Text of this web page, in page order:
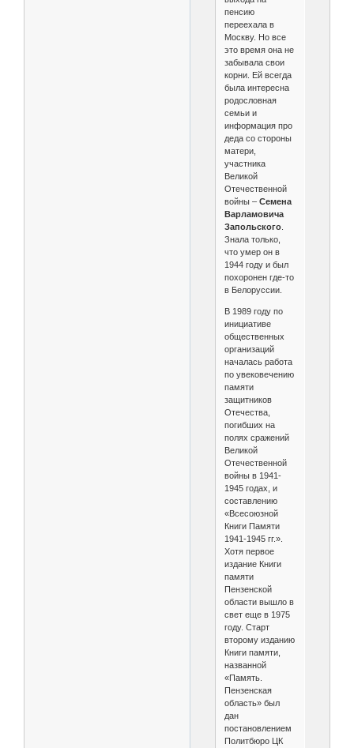
пенсию
переехала в
Москву. Но все
это время она не
забывала свои
корни. Ей всегда
была интересна
родословная
семьи и
информация про
деда со стороны
матери,
участника
Великой
Отечественной
войны – Семена
Варламовича
Запольского.
Знала только,
что умер он в
1944 году и был
похоронен где-то
в Белоруссии.
В 1989 году по
инициативе
общественных
организаций
началась работа
по увековечению
памяти
защитников
Отечества,
погибших на
полях сражений
Великой
Отечественной
войны в 1941-
1945 годах, и
составлению
«Всесоюзной
Книги Памяти
1941-1945 гг.».
Хотя первое
издание Книги
памяти
Пензенской
области вышло в
свет еще в 1975
году. Старт
второму изданию
Книги памяти,
названной
«Память.
Пензенская
область» был
дан
постановлением
Политбюро ЦК